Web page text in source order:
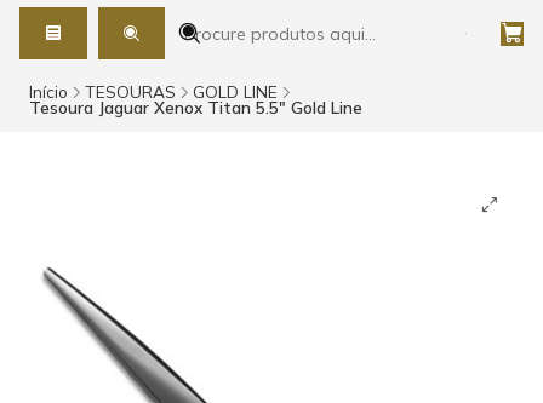
Início TESOURAS GOLD LINE
Tesoura Jaguar Xenox Titan 5.5" Gold Line